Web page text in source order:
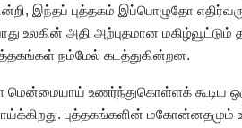
இந்தப் புத்தகம் இப்பொழுதோ
உலகின் அதி அற்புதமான
நம்மேல் கடத்துகின்றன.
உணர்ந்துகொள்ளக் கூடிய
புத்தகங்களின்